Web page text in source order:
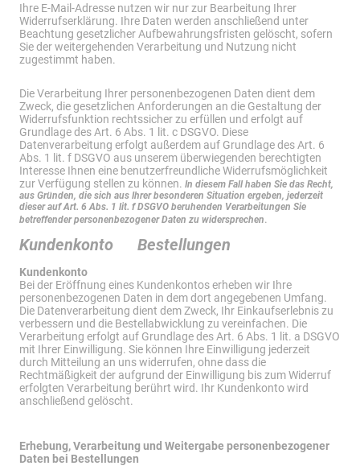
Ihre E-Mail-Adresse nutzen wir nur zur Bearbeitung Ihrer
Widerrufserklärung. Ihre Daten werden anschließend unter
Beachtung gesetzlicher Aufbewahrungsfristen gelöscht, sofern
Sie der weitergehenden Verarbeitung und Nutzung nicht
zugestimmt haben.
Die Verarbeitung Ihrer personenbezogenen Daten dient dem
Zweck, die gesetzlichen Anforderungen an die Gestaltung der
Widerrufsfunktion rechtssicher zu erfüllen und erfolgt auf
Grundlage des Art. 6 Abs. 1 lit. c DSGVO. Diese
Datenverarbeitung erfolgt außerdem auf Grundlage des Art. 6
Abs. 1 lit. f DSGVO aus unserem überwiegenden berechtigten
Interesse Ihnen eine benutzerfreundliche Widerrufsmöglichkeit
zur Verfügung stellen zu können. In diesem Fall haben Sie das Recht,
aus Gründen, die sich aus Ihrer besonderen Situation ergeben, jederzeit
dieser auf Art. 6 Abs. 1 lit. f DSGVO beruhenden Verarbeitungen Sie
betreffender personenbezogener Daten zu widersprechen.
Kundenkonto Bestellungen
Kundenkonto
Bei der Eröffnung eines Kundenkontos erheben wir Ihre
personenbezogenen Daten in dem dort angegebenen Umfang.
Die Datenverarbeitung dient dem Zweck, Ihr Einkaufserlebnis zu
verbessern und die Bestellabwicklung zu vereinfachen. Die
Verarbeitung erfolgt auf Grundlage des Art. 6 Abs. 1 lit. a DSGVO
mit Ihrer Einwilligung. Sie können Ihre Einwilligung jederzeit
durch Mitteilung an uns widerrufen, ohne dass die
Rechtmäßigkeit der aufgrund der Einwilligung bis zum Widerruf
erfolgten Verarbeitung berührt wird. Ihr Kundenkonto wird
anschließend gelöscht.
Erhebung, Verarbeitung und Weitergabe personenbezogener
Daten bei Bestellungen